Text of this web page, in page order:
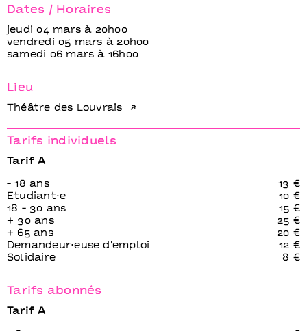
Dates / Horaires
jeudi 04 mars à 20h00
vendredi 05 mars à 20h00
samedi 06 mars à 16h00
Lieu
Théâtre des Louvrais
Tarifs individuels
Tarif A
- 18 ans
13 €
Etudiant⋅e
10 €
18 - 30 ans
15 €
+ 30 ans
25 €
+ 65 ans
20 €
Demandeur⋅euse d'emploi
12 €
Solidaire
8 €
Tarifs abonnés
Tarif A